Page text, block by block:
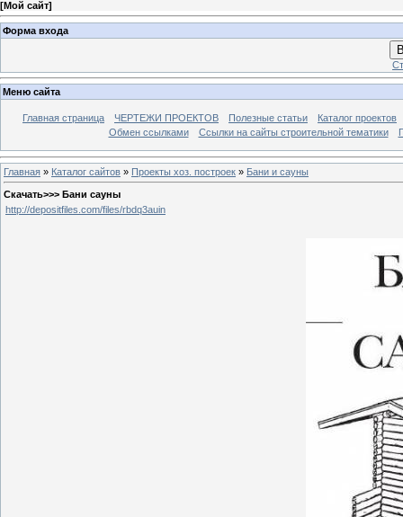
[Мой сайт]
Форма входа
Меню сайта
Главная страница ЧЕРТЕЖИ ПРОЕКТОВ Полезные статьи
Каталог проектов
Обмен ссылками
Ссылки на сайты строительной тематики
Главная » Каталог сайтов » Проекты хоз. построек » Бани и сауны
Скачать>>> Бани сауны
http://depositfiles.com/files/rbdq3auin